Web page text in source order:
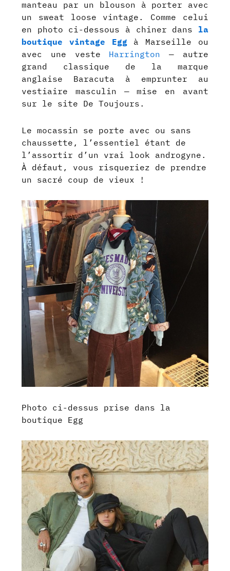
manteau par un blouson à porter avec
un sweat loose vintage. Comme celui
en photo ci-dessous à chiner dans la
boutique vintage Eggà Marseille ou
avec une veste Harrington — autre
grand classique de la marque
anglaise Baracuta à emprunter au
vestiaire masculin — mise en avant
sur le site De Toujours.
Le mocassin se porte avec ou sans
chaussette, l’essentiel étant de
l’assortir d’un vrai look androgyne.
À défaut, vous risqueriez de prendre
un sacré coup de vieux !
Photo ci-dessus prise dans la
boutique Egg